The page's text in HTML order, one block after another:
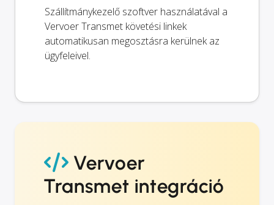
Szállítmánykezelő szoftver használatával a
Vervoer Transmet követési linkek
automatikusan megosztásra kerülnek az
ügyfeleivel.
Vervoer
Transmet integráció